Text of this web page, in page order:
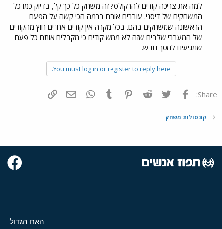
למה את צריכה קודים להרקולס? זה משחק כל כך קל, בדיוק כמו כל
המשחקים של דיסני. עוברים אותם ברמה הכי קשה על הפעם
הראשונה שמשחקים בהם. בכל מקרה אין קודים אחרים חוץ מהקודים
של המעברי שלבים שזה לא ממש קודים כי מקבלים אותם כל פעם
שמגיעים למסך חדש.
You must log in or register to reply here.
Share: פייסבוק Twitter
Reddit
Pinterest
Tumblr
WhatsAppדואר אלקטרוני
קונסולות משחק
האח הגדול